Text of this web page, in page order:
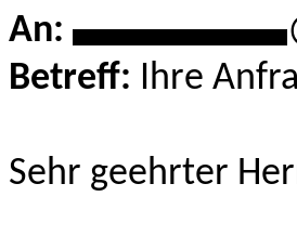
An: ***********
Betreff: Ihre
Sehr geehrter